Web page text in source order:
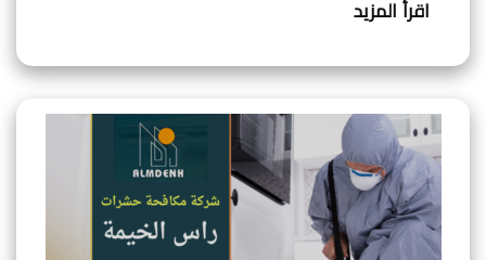
اقرأ المزيد